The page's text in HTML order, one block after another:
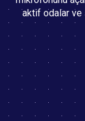
aktif odalar ve